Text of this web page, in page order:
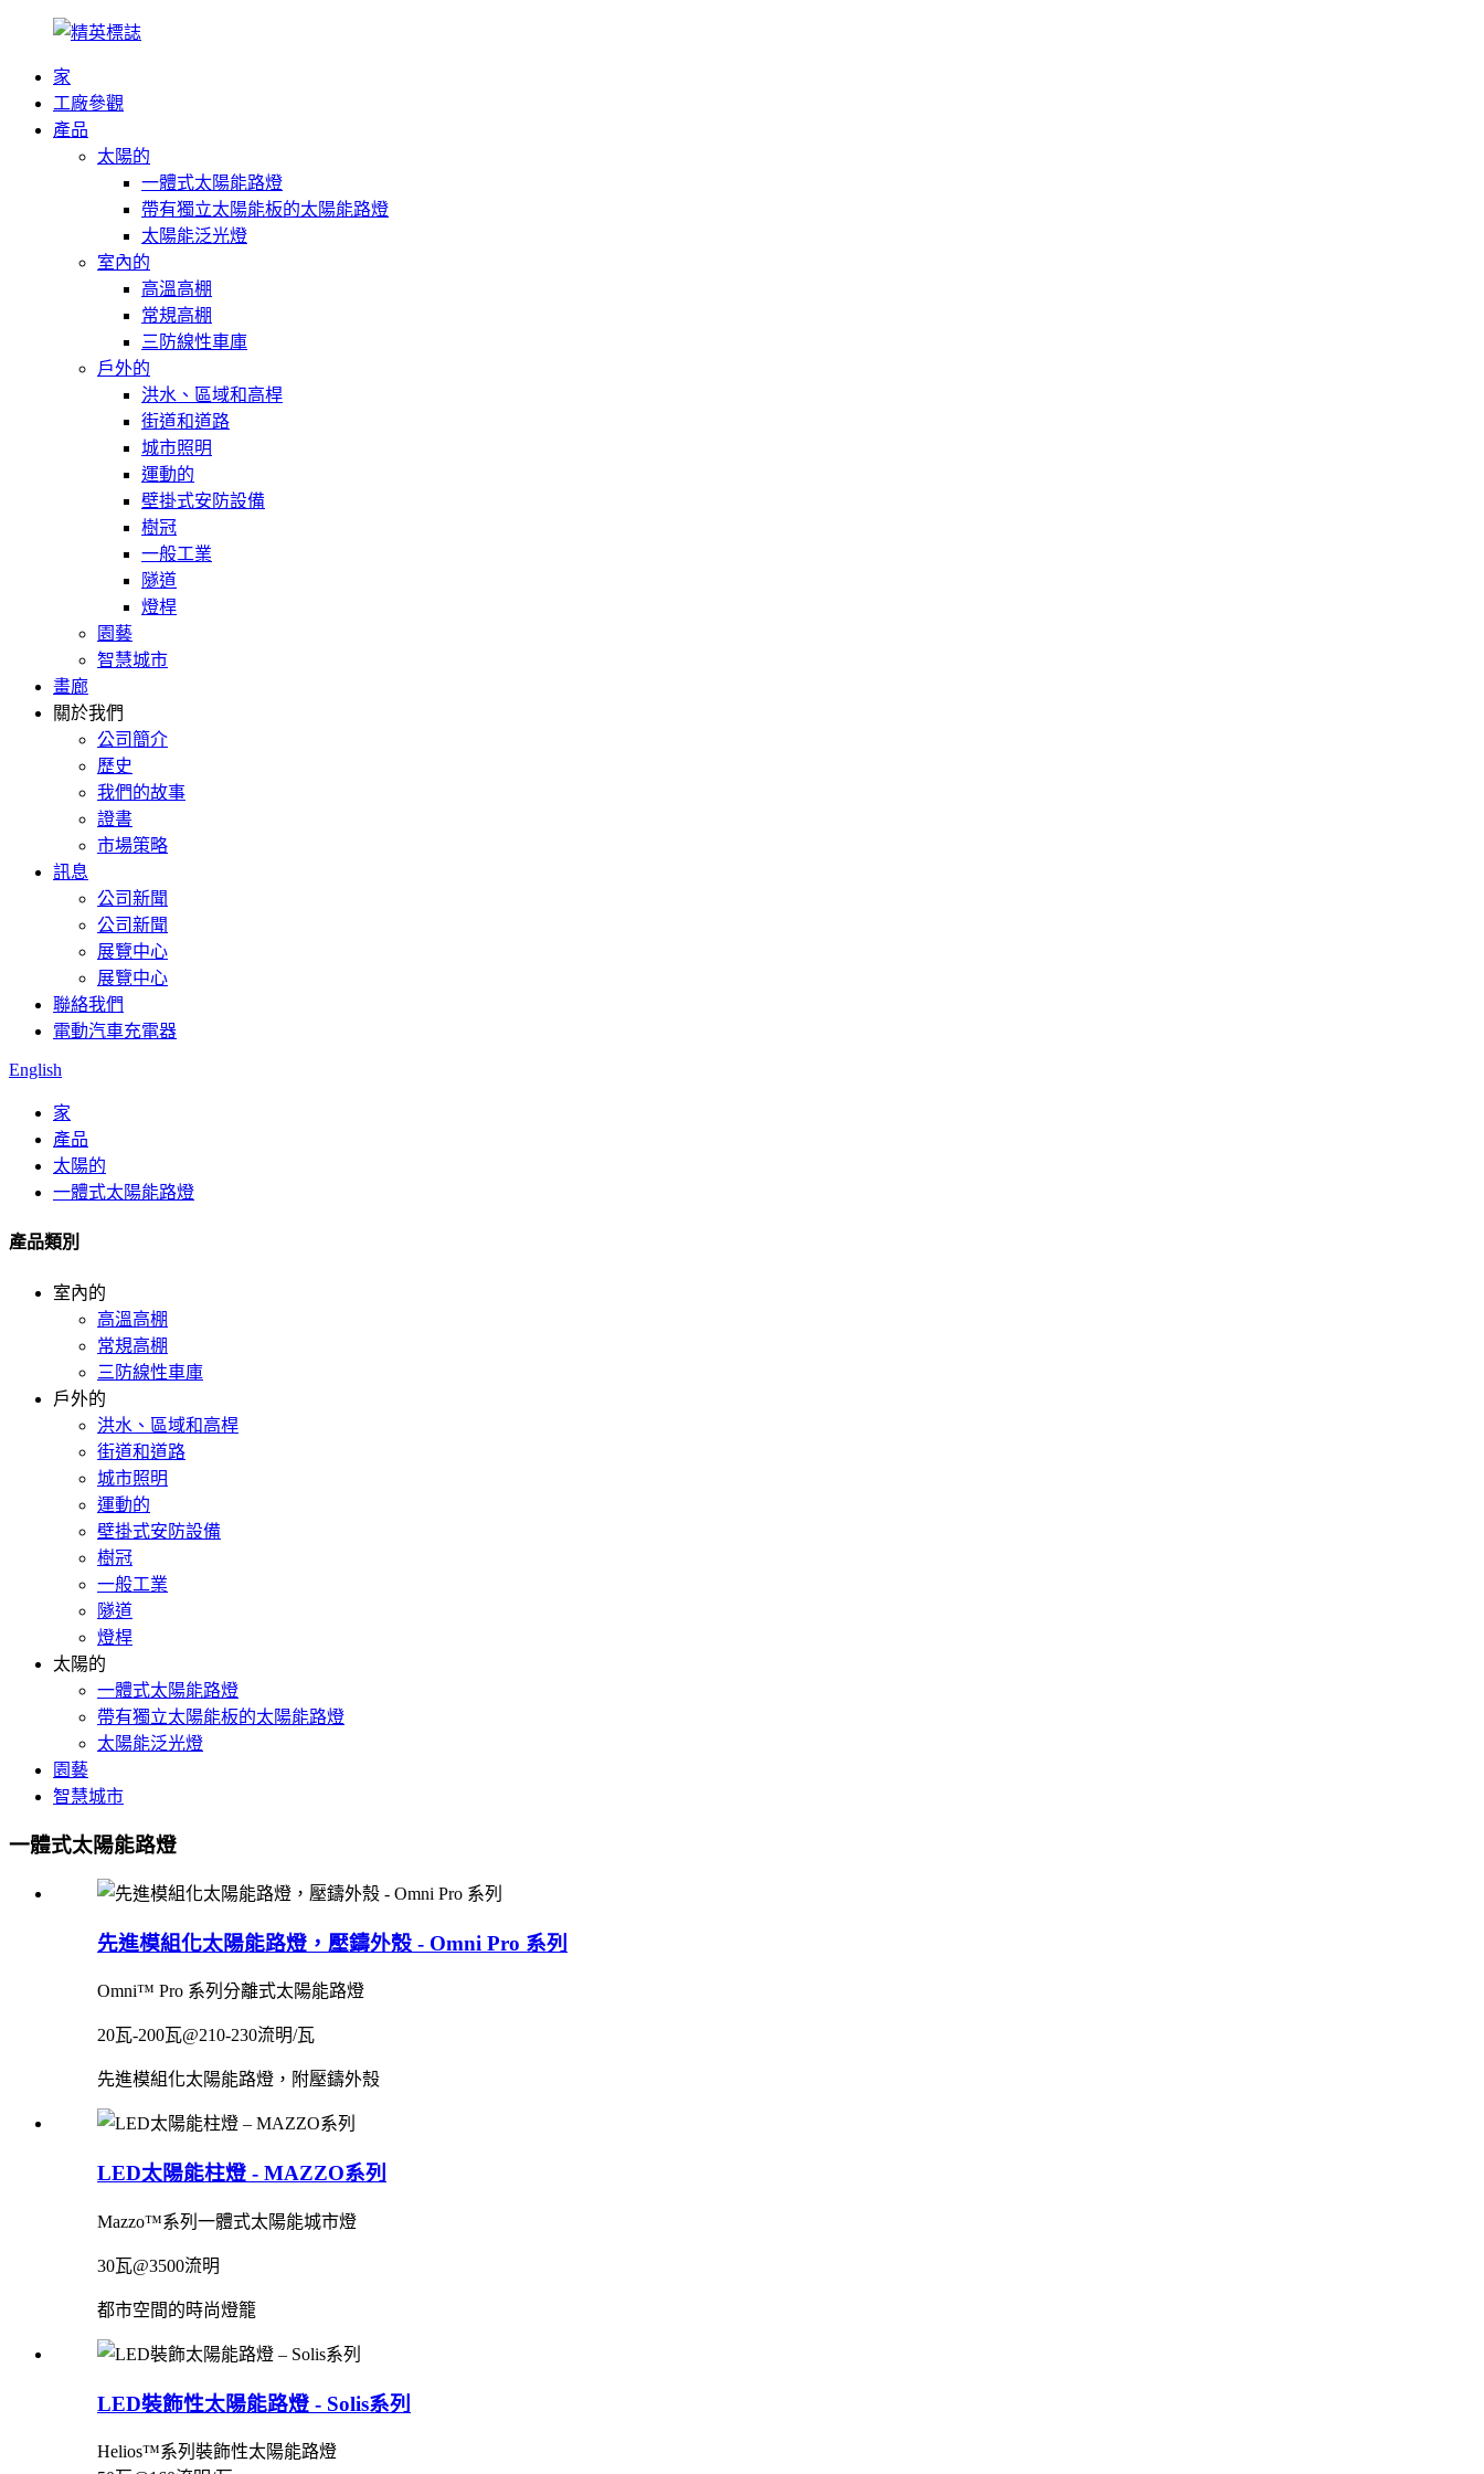
家
工廠參觀
產品
太陽的
一體式太陽能路燈
帶有獨立太陽能板的太陽能路燈
太陽能泛光燈
室內的
高溫高棚
常規高棚
三防線性車庫
戶外的
洪水、區域和高桿
街道和道路
城市照明
運動的
壁掛式安防設備
樹冠
一般工業
隧道
燈桿
園藝
智慧城市
畫廊
關於我們
公司簡介
歷史
我們的故事
證書
市場策略
訊息
公司新聞
公司新聞
展覽中心
展覽中心
聯絡我們
電動汽車充電器
English
家
產品
太陽的
一體式太陽能路燈
產品類別
室內的
高溫高棚
常規高棚
三防線性車庫
戶外的
洪水、區域和高桿
街道和道路
城市照明
運動的
壁掛式安防設備
樹冠
一般工業
隧道
燈桿
太陽的
一體式太陽能路燈
帶有獨立太陽能板的太陽能路燈
太陽能泛光燈
園藝
智慧城市
一體式太陽能路燈
先進模組化太陽能路燈，壓鑄外殼 - Omni Pro 系列
Omni™ Pro 系列分離式太陽能路燈
20瓦-200瓦@210-230流明/瓦
先進模組化太陽能路燈，附壓鑄外殼
LED太陽能柱燈 - MAZZO系列
Mazzo™系列一體式太陽能城市燈
30瓦@3500流明
都市空間的時尚燈籠
LED裝飾性太陽能路燈 - Solis系列
Helios™系列裝飾性太陽能路燈